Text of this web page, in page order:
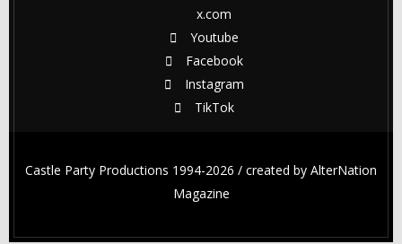
x.com
Youtube
Facebook
Instagram
TikTok
Castle Party Productions 1994-2026 / created by AlterNation
Magazine